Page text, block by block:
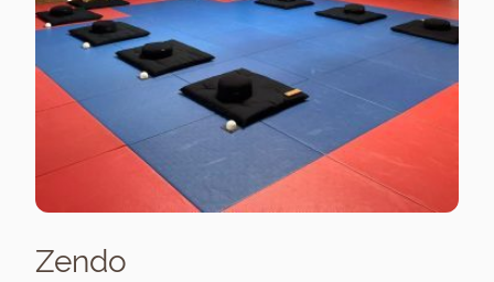
Zendo